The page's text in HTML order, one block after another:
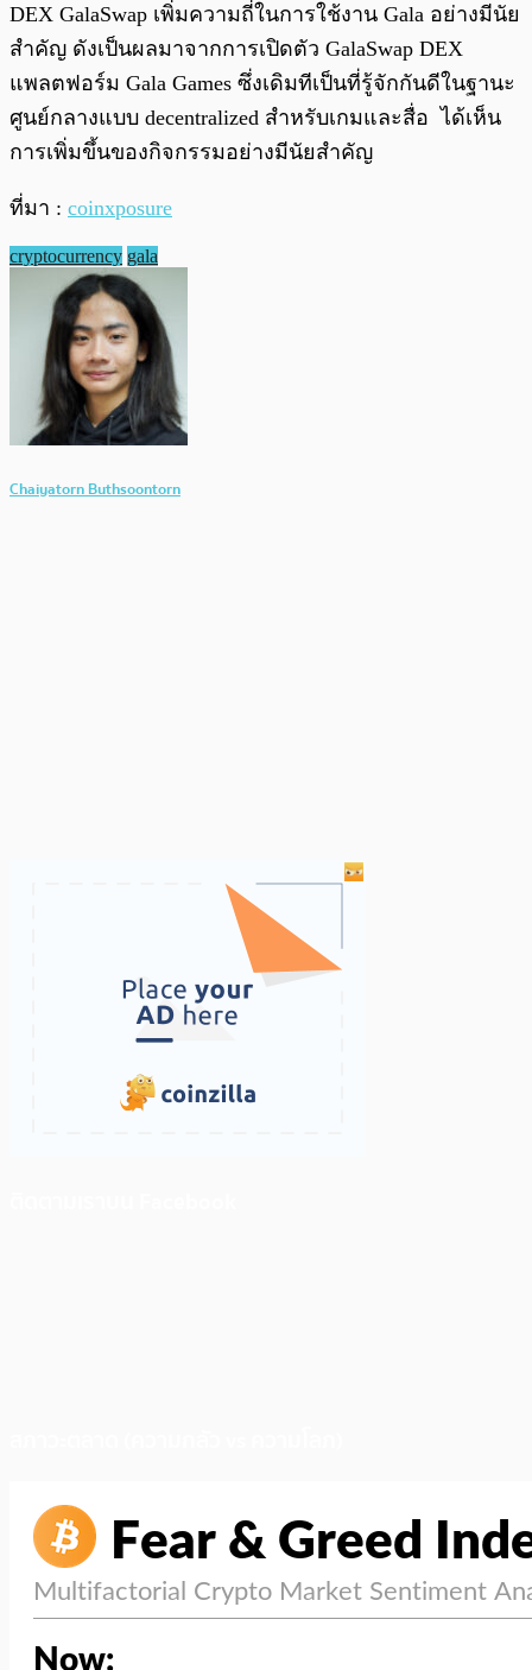
DEX GalaSwap เพิ่มความถี่ในการใช้งาน Gala อย่างมีนัย
สำคัญ ดังเป็นผลมาจากการเปิดตัว GalaSwap DEX
แพลตฟอร์ม Gala Games ซึ่งเดิมทีเป็นที่รู้จักกันดีในฐานะ
ศูนย์กลางแบบ decentralized สำหรับเกมและสื่อ ได้เห็น
การเพิ่มขึ้นของกิจกรรมอย่างมีนัยสำคัญ
ที่มา : coinxposure
cryptocurrency gala
Chaiyatorn Buthsoontorn